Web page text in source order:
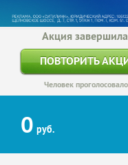
Акция
ПОВТОРИТЬ
Человек
0 руб.